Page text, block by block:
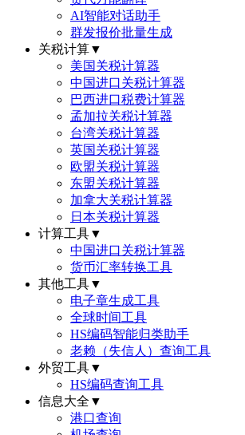
AI智能对话助手
群发报价批量生成
关税计算▼
美国关税计算器
中国进口关税计算器
巴西进口税费计算器
孟加拉关税计算器
台湾关税计算器
英国关税计算器
欧盟关税计算器
东盟关税计算器
加拿大关税计算器
日本关税计算器
计算工具▼
中国进口关税计算器
货币汇率转换工具
其他工具▼
电子章生成工具
全球时间工具
HS编码智能归类助手
老赖（失信人）查询工具
外贸工具▼
HS编码查询工具
信息大全 ▼
港口查询